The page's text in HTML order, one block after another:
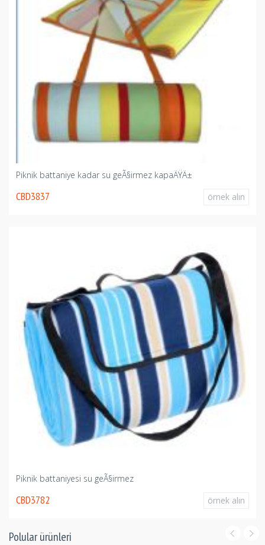
Piknik battaniye kadar su geÃ§irmez kapaÄŸÄ±
CBD3837 örnek alın
Piknik battaniyesi su geÃ§irmez
CBD3782 örnek alın
Polular ürünleri